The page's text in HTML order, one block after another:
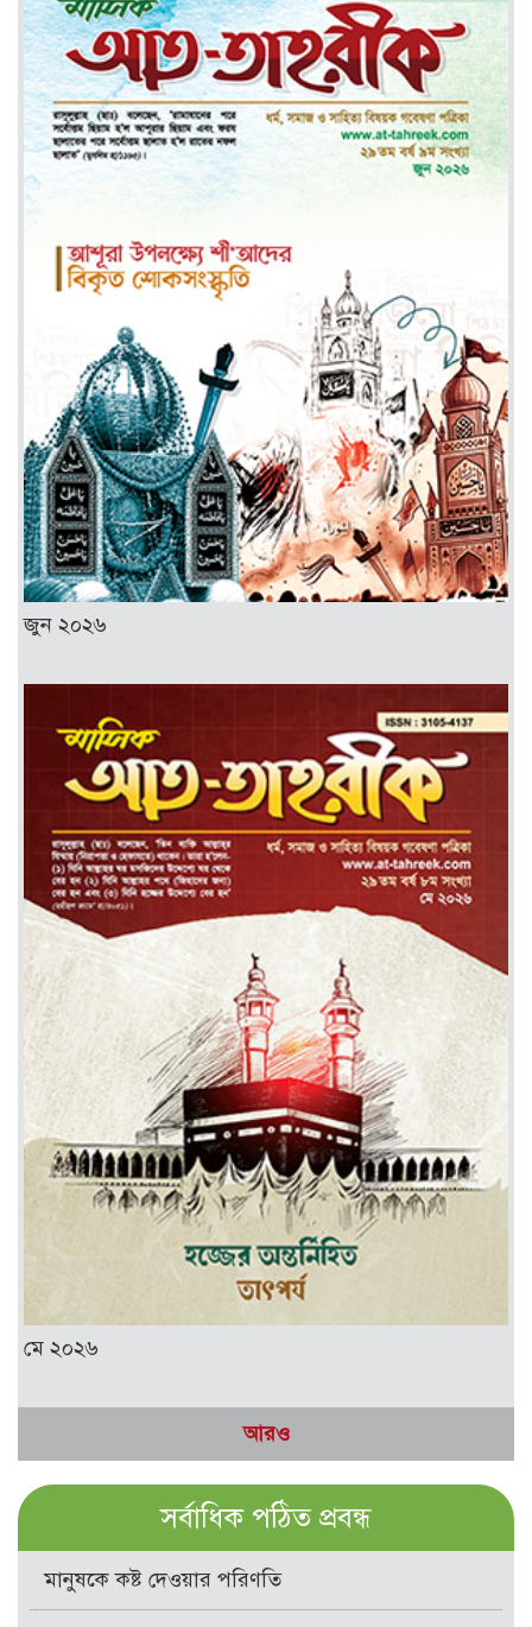
জুন ২০২৬
মে ২০২৬
আরও
সর্বাধিক পঠিত প্রবন্ধ
মানুষকে কষ্ট দেওয়ার পরিণতি